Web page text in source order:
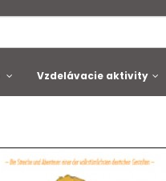
Vzdelávacie aktivity